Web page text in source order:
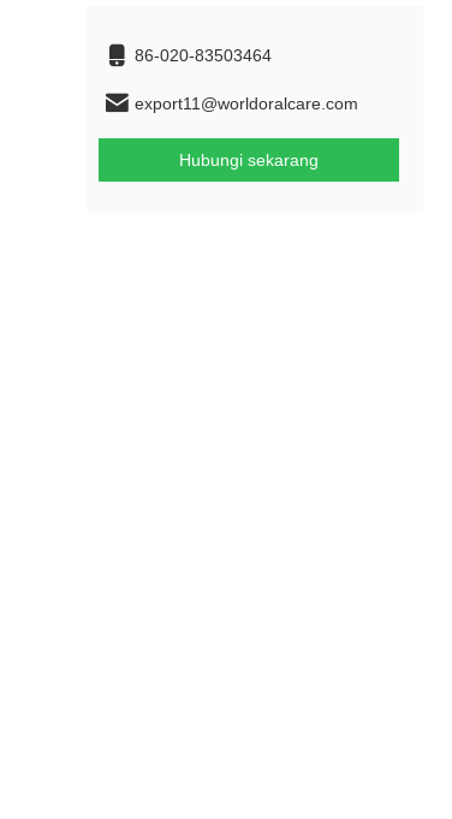
86-020-83503464
export11@worldoralcare.com
Hubungi sekarang